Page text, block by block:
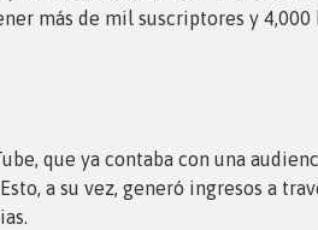
más de mil suscriptores y
que ya contaba con una
a su vez, generó ingresos a